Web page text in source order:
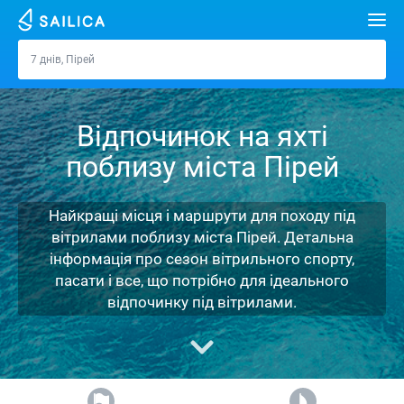
Пірей
7 днів, Пірей
Орендувати яхту
Хорватія
Греція
Італія
Туреччина
Іспанія
Франція
Спліт
Шибеник
Задар
Сардинія
Сицилія
Марина Алімос
D-Marin Лефкас
Марина Далмація
D-Marin Гувія
Beneteau
Jeanneau
Bavaria
Lagoon 40
Lagoon 42
Bavaria C42
Напрямки
Задар
Дубровник
Спліт
Біоград
Трогір
Афіни
Лефкада
Волос
Корфу
Майорка
Ібіца
Канарські острови
Азорські острови
Мадейра
Сицилія
Марини
Журнал
Про Sailica
Питання-відповідь
Запит на оренду
FREE
Відпочинок на яхті
поблизу міста Пірей
Найкращі місця і маршрути для походу під
вітрилами поблизу міста Пірей. Детальна
інформація про сезон вітрильного спорту,
пасати і все, що потрібно для ідеального
відпочинку під вітрилами.